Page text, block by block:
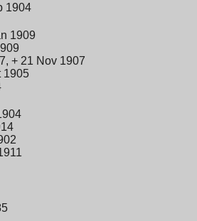
1904
1909
+ 21 Nov 1907
1905